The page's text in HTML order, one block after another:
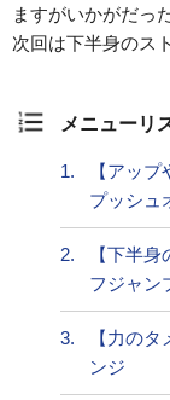
ますがいかがだっ
次回は下半身のス
メニューリ
1.
【アッ
プッシュ
2.
【下半
フジャン
3.
【力の
ンジ